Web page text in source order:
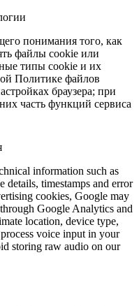
понимания того, как
файлы cookie или
типы cookie и их
Политике файлов
браузера; при
часть функций сервиса
information such as
details, timestamps and error
cookies, Google may
Google Analytics and
location, device type,
voice input in your
storing raw audio on our